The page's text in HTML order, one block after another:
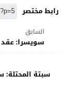
رابط مختصر
السابق
سويسرا: عقد
سبتة المحتلة: